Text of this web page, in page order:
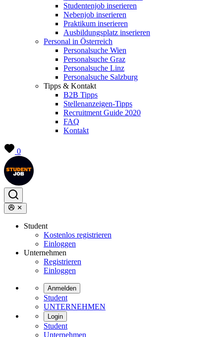
Studentenjob inserieren
Nebenjob inserieren
Praktikum inserieren
Ausbildungsplatz inserieren
Personal in Österreich
Personalsuche Wien
Personalsuche Graz
Personalsuche Linz
Personalsuche Salzburg
Tipps & Kontakt
B2B Tipps
Stellenanzeigen-Tipps
Recruitment Guide 2020
FAQ
Kontakt
0
Student
Kostenlos registrieren
Einloggen
Unternehmen
Registrieren
Einloggen
Anmelden
Student
UNTERNEHMEN
Login
Student
Unternehmen